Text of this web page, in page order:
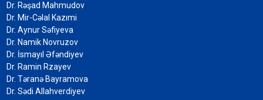
Dr. Rəşad Mahmudov
Dr. Mir-Cəlal Kazımi
Dr. Aynur Səfiyeva
Dr. Namik Novruzov
Dr. İsmayıl Əfəndiyev
Dr. Ramin Rzayev
Dr. Təranə Bayramova
Dr. Sədi Allahverdiyev